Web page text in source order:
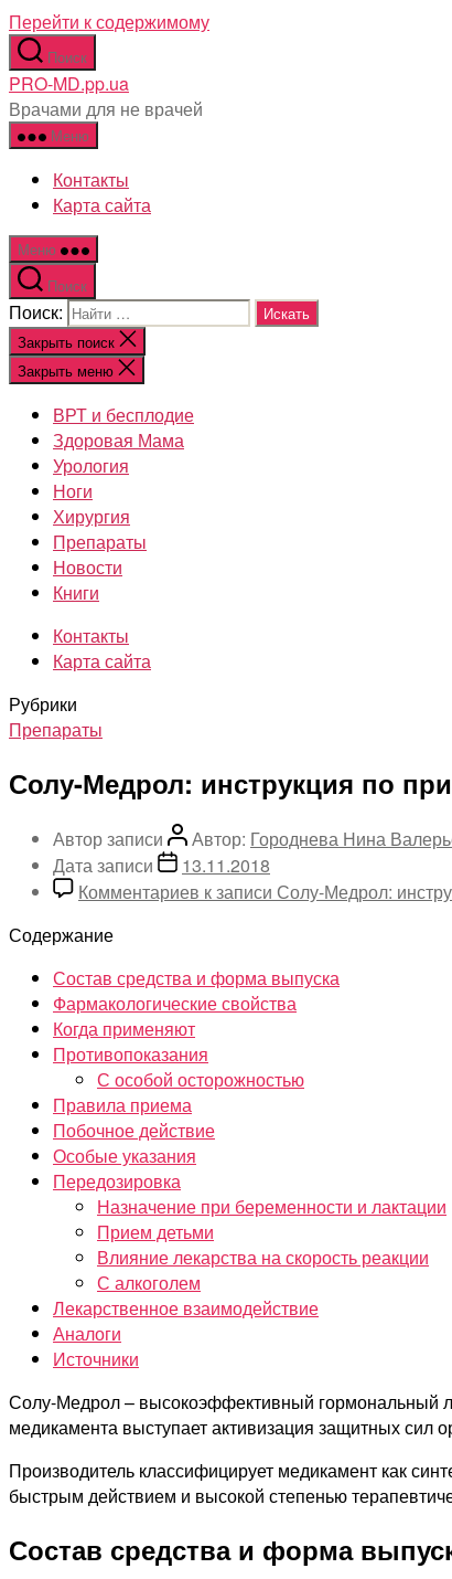
Перейти к содержимому
Поиск
PRO-MD.pp.ua
Врачами для не врачей
Меню
Контакты
Карта сайта
Меню
Поиск
Поиск:
Закрыть поиск
Закрыть меню
ВРТ и бесплодие
Здоровая Мама
Урология
Ноги
Хирургия
Препараты
Новости
Книги
Контакты
Карта сайта
Рубрики
Препараты
Солу-Медрол: инструкция по
Автор записи Автор: Городнева Нина
Дата записи
13.11.2018
Комментариев к записи Солу-Медрол:
Содержание
Состав средства и форма выпуска
Фармакологические свойства
Когда применяют
Противопоказания
С особой осторожностью
Правила приема
Побочное действие
Особые указания
Передозировка
Назначение при беременности и лактации
Прием детьми
Влияние лекарства на скорость реакции
С алкоголем
Лекарственное взаимодействие
Аналоги
Источники
Солу-Медрол – высокоэффективный гормональный
медикамента выступает активизация защитных сил
Производитель классифицирует медикамент как
быстрым действием и высокой степенью
Состав средства и форма